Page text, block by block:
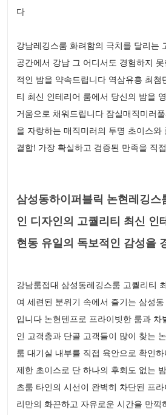
다
강남레깅스룸 화려함의 극치를 달리는
공간에서 강남 그 어디서도 경험하지
적인 밤을 약속드립니다 역삼유흥 최첨
티 최신 인테리어 룸에서 당신의 밤을
거움으로 채워드립니다 잠실매직미러
을 자랑하는 매직미러의 투명 초이스와
결합! 가장 확실하고 검증된 만족을 직
삼성동하이퍼블릭 논현레깅스
인 디자인의 고퀄리티 최신 인
현동 유일의 독보적인 감성을
강남룸접대 삼성동레깅스룸 고퀄리티
여 세련된 분위기 속에서 즐기는 삼성
입니다 논현텐프로 프라이빗한 룸과 차
인 고객층과 단골 고객들이 많이 찾는
룸 대기실 내부를 직접 육안으로 확인
제한 초이스로 단 하나의 후회도 없는
츠룸 타인의 시선이 완벽히 차단된 프
리만의 화끈하고 자유로운 시간을 만끽